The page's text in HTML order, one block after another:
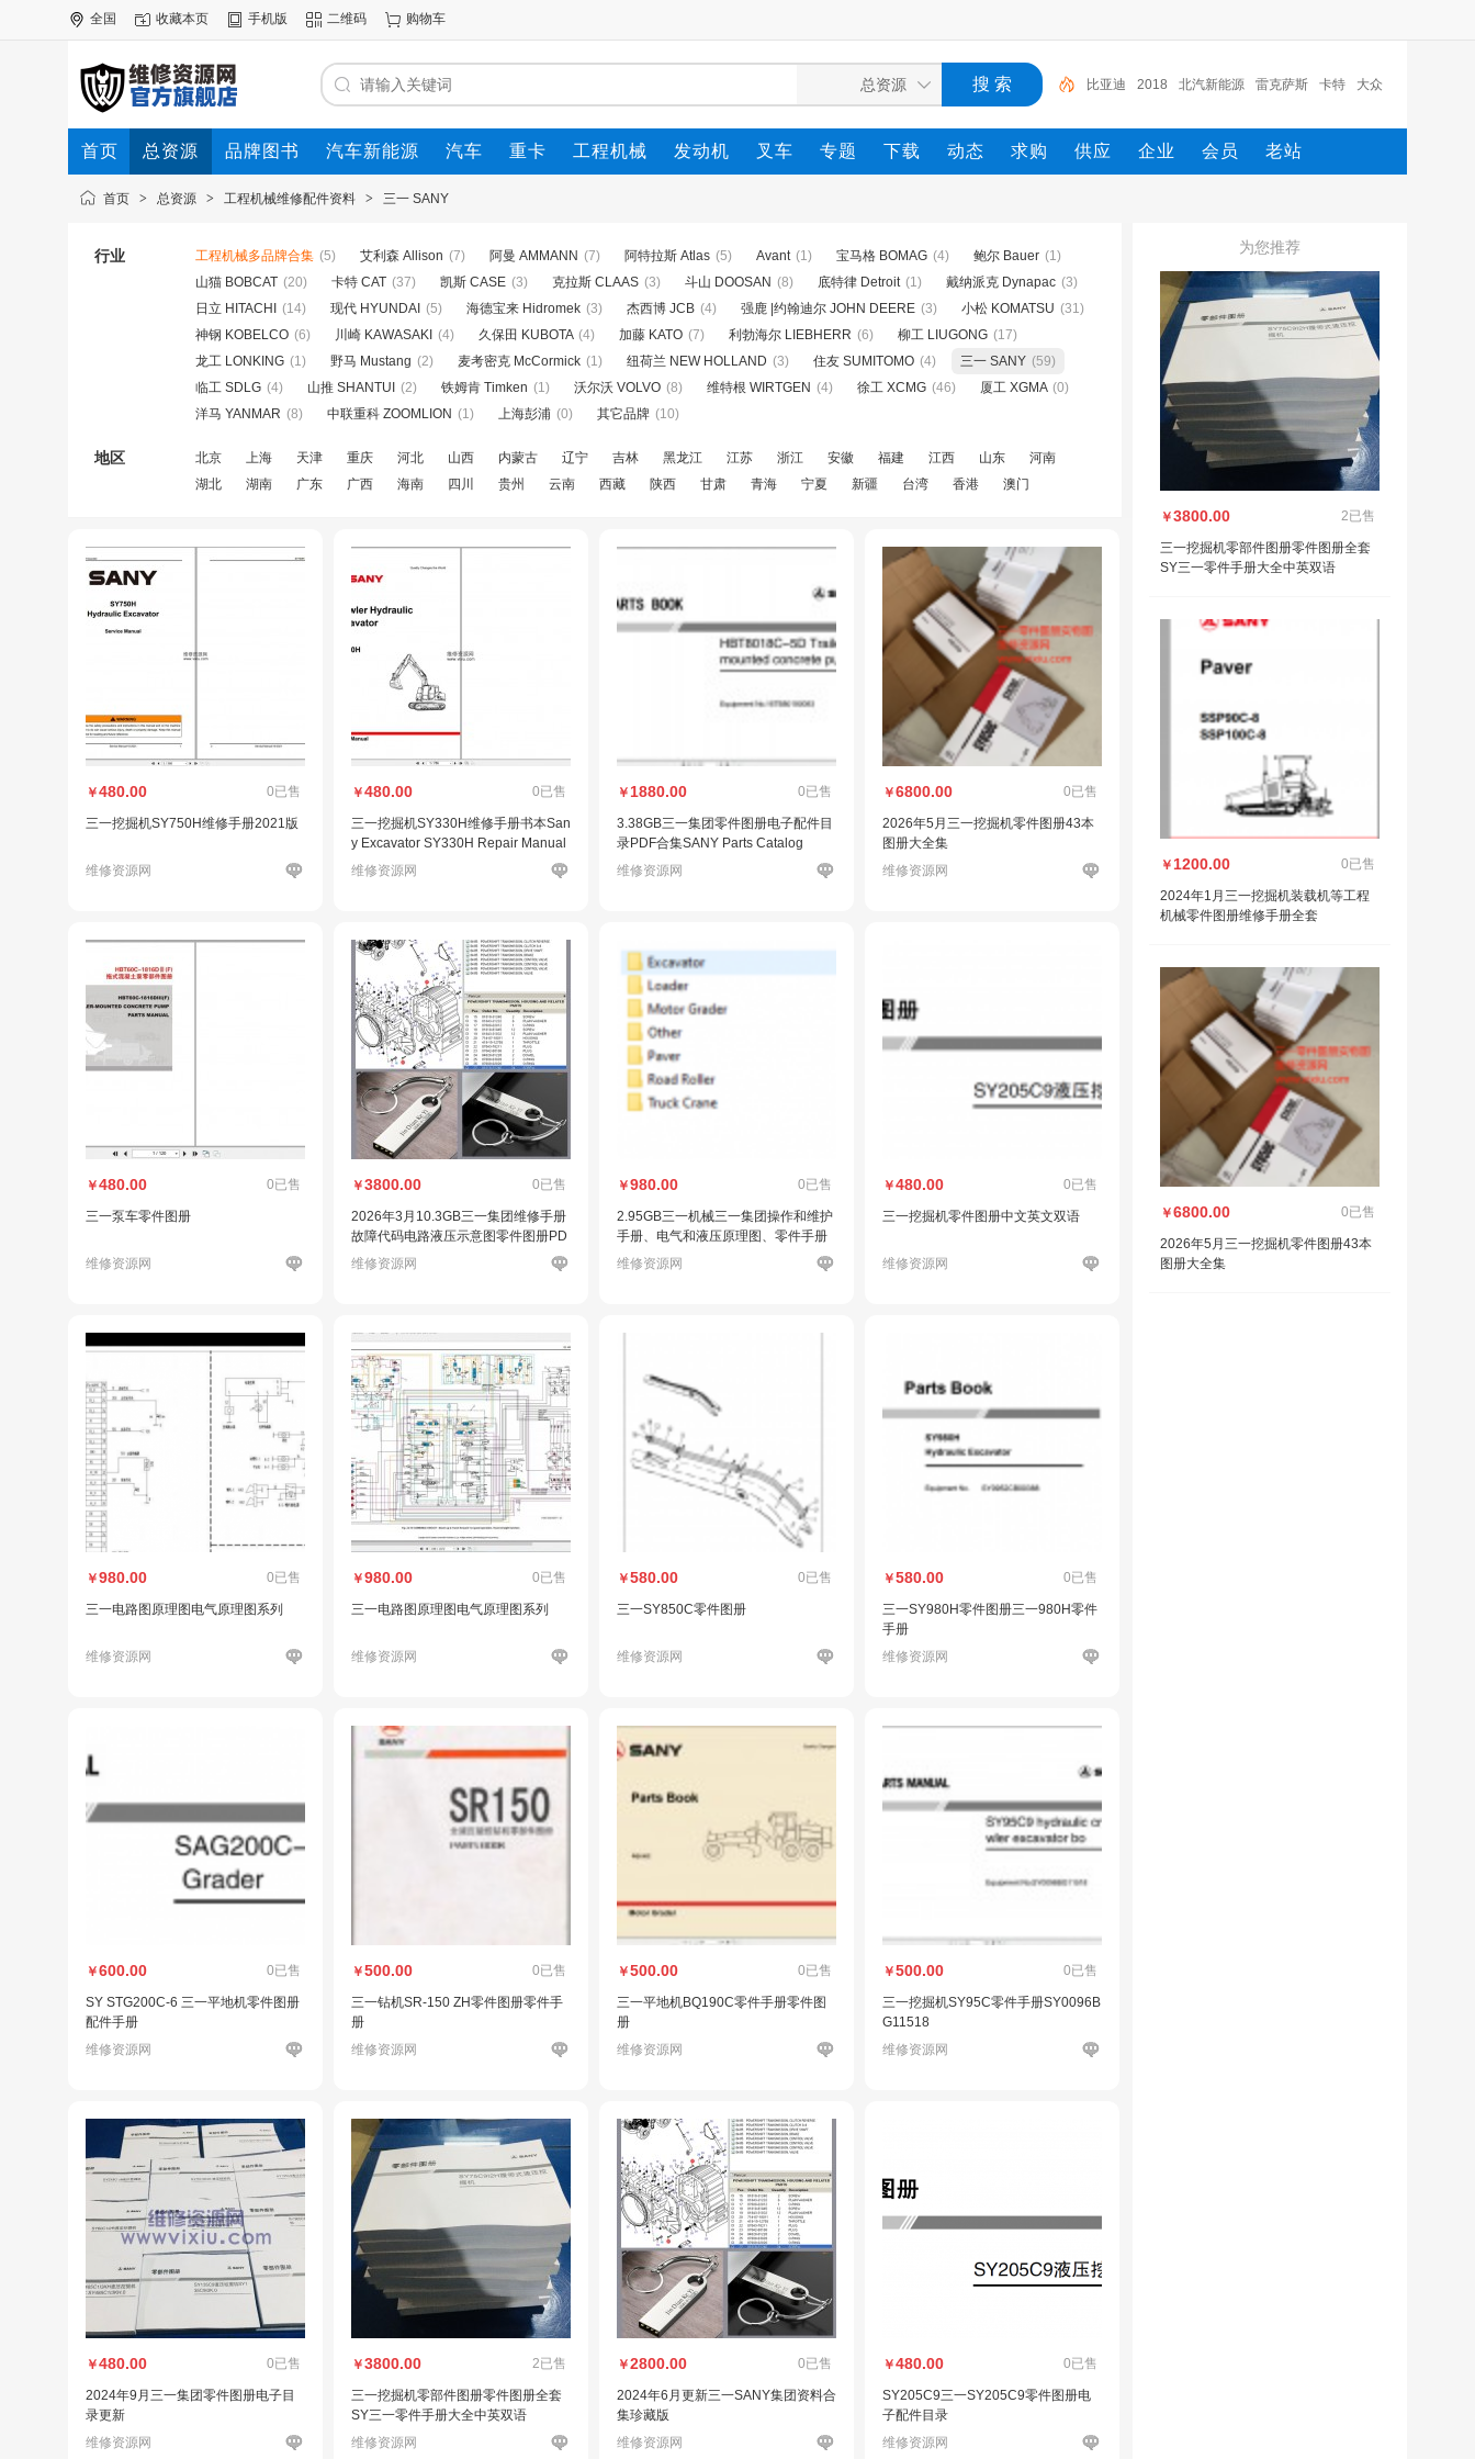
全国 收藏本页 手机版 二维码 购物车
比亚迪 2018 北汽新能源 雷克萨斯 卡特 大众
电路图册 一汽 一汽解放 2022
首页 总资源 品牌图书 汽车新能源 汽车 重卡 工程机械 发动机 叉车 专题 下载 动态 求购 供应 企业 会员 老站
首页 > 总资源 > 工程机械维修配件资料 > 三一 SANY
行业 工程机械多品牌合集 (5) 艾利森 Allison (7) 阿曼 AMMANN (7) 阿特拉斯 Atlas (5) Avant (1) 宝马格 BOMAG (4) 鲍尔 Bauer (1)
山猫 BOBCAT (20) 卡特 CAT (37) 凯斯 CASE (3) 克拉斯 CLAAS (3) 斗山 DOOSAN (8) 底特律 Detroit (1) 戴纳派克 Dynapac (3)
日立 HITACHI
(14) 现代 HYUNDAI (5) 海德宝来 Hidromek (3) 杰西博 JCB (4) 强鹿 |约翰迪尔 JOHN DEERE (3) 小松 KOMATSU (31)
神钢 KOBELCO (6) 川崎 KAWASAKI (4) 久保田 KUBOTA (4) 加藤 KATO (7) 利勃海尔 LIEBHERR (6) 柳工 LIUGONG (17)
龙工 LONKING (1) 野马 Mustang (2) 麦考密克 McCormick (1) 纽荷兰 NEW HOLLAND (3) 住友 SUMITOMO (4) 三一 SANY (59)
临工 SDLG (4) 山推 SHANTUI (2) 铁姆肯 Timken (1) 沃尔沃 VOLVO (8) 维特根 WIRTGEN (4) 徐工 XCMG (46) 厦工 XGMA (0)
洋马 YANMAR (8) 中联重科 ZOOMLION (1) 上海彭浦 (0) 其它品牌 (10)
地区 北京 上海 天津 重庆 河北 山西 内蒙古 辽宁 吉林 黑龙江 江苏 浙江 安徽 福建 江西 山东
河南
湖北
湖南 广东 广西 海南 四川 贵州 云南 西藏 陕西 甘肃 青海 宁夏 新疆 台湾 香港 澳门
￥480.00 0已售
三一挖掘机SY750H维修手册2021版
维修资源网
￥480.00 0已售
三一挖掘机SY330H维修手册书本San
y Excavator SY330H Repair Manual
维修资源网
￥ 1880.00 0已售
3.38GB三一集团零件图册电子配件目
录PDF合集SANY Parts Catalog
维修资源网
￥6800.00 0已售
2026年5月三一挖掘机零件图册43本
图册大全集
维修资源网
￥480.00 0已售
三一泵车零件图册
维修资源网
￥3800.00 0已售
2026年3月10.3GB三一集团维修手册
故障代码电路液压示意图零件图册PD
F合集
维修资源网
￥980.00 0已售
2.95GB三一机械三一集团操作和维护
手册、电气和液压原理图、零件手册
维修资源网
￥480.00 0已售
三一挖掘机零件图册中文英文双语
维修资源网
￥980.00 0已售
三一电路图原理图电气原理图系列
维修资源网
￥980.00 0已售
三一电路图原理图电气原理图系列
维修资源网
￥580.00 0已售
三一SY850C零件图册
维修资源网
￥580.00 0已售
三一SY980H零件图册三一980H零件
手册
维修资源网
￥600.00 0已售
SY STG200C-6 三一平地机零件图册
配件手册
维修资源网
￥500.00 0已售
三一钻机SR-150 ZH零件图册零件手
册
维修资源网
￥500.00 0已售
三一平地机BQ190C零件手册零件图
册
维修资源网
￥500.00 0已售
三一挖掘机SY95C零件手册SY0096B
G11518
维修资源网
￥480.00 0已售
2024年9月三一集团零件图册电子目
录更新
维修资源网
￥3800.00 2已售
三一挖掘机零部件图册零件图册全套
SY三一零件手册大全中英双语
维修资源网
￥2800.00 0已售
2024年6月更新三一SANY集团资料合
集珍藏版
维修资源网
￥480.00 0已售
SY205C9三一SY205C9零件图册电
子配件目录
维修资源网
为您推荐
￥3800.00 2已售
三一挖掘机零部件图册零件图册全套
SY三一零件手册大全中英双语
￥ 1200.00 0已售
2024年1月三一挖掘机装载机等工程
机械零件图册维修手册全套
￥6800.00 0已售
2026年5月三一挖掘机零件图册43本
图册大全集